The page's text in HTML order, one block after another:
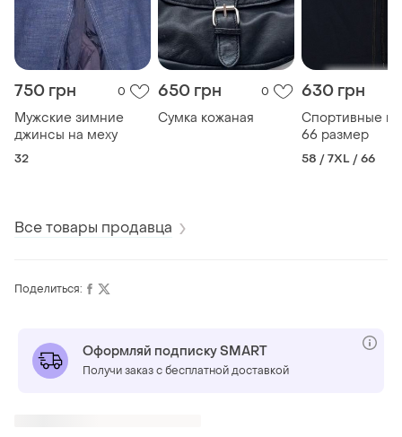
750 грн 0
Мужские зимние
джинсы на меху
32
650 грн 0
Сумка кожаная
630 грн
Спортивные
66 размер
58 / 7XL / 66
Все товары продавца
Поделиться:
Оформляй подписку SMART
Получи заказ с бесплатной доставкой